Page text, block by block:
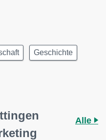
Geschichte
Alle